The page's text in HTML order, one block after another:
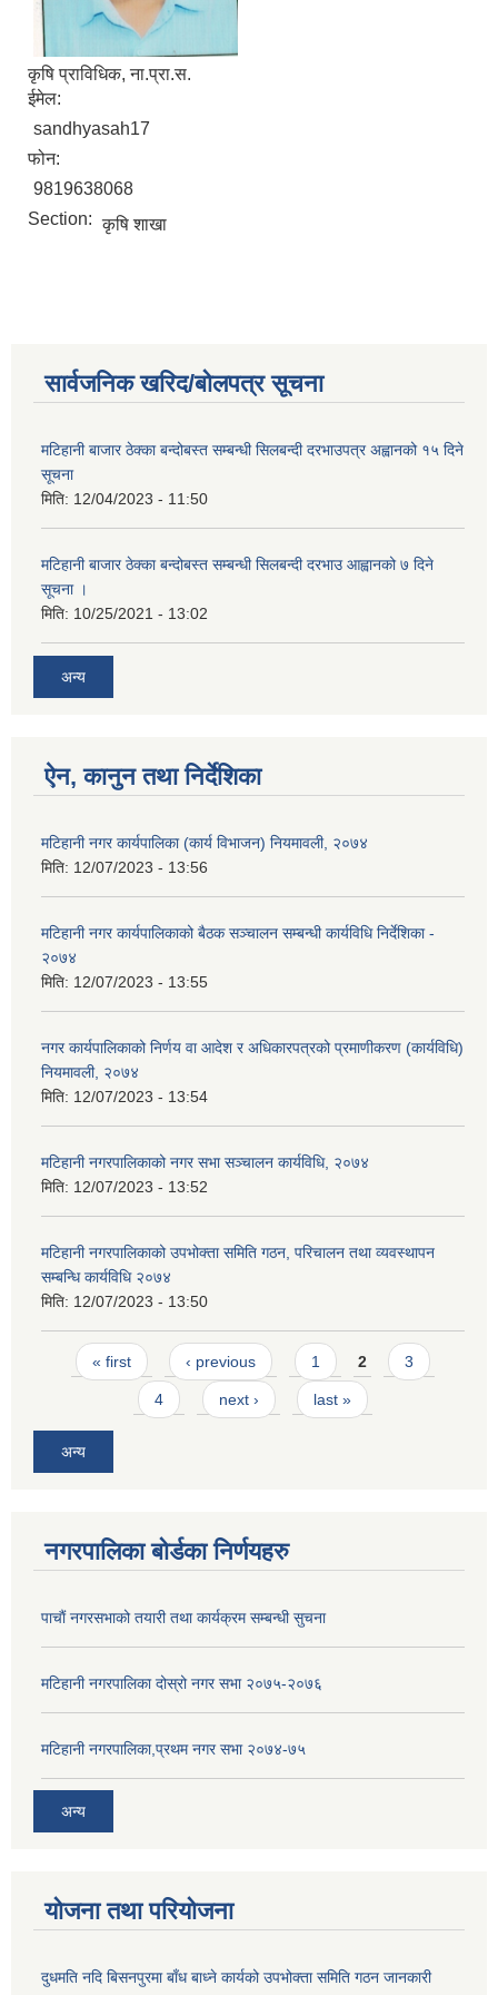
कृषि प्राविधिक, ना.प्रा.स.
ईमेल:
sandhyasah17
फोन:
9819638068
Section: कृषि शाखा
सार्वजनिक खरिद/बोलपत्र सूचना
मटिहानी बाजार ठेक्का बन्दोबस्त सम्बन्धी सिलबन्दी दरभाउपत्र अह्वानको १५ दिने
सूचना
मिति: 12/04/2023 - 11:50
मटिहानी बाजार ठेक्का बन्दोबस्त सम्बन्धी सिलबन्दी दरभाउ आह्वानको ७ दिने
सूचना ।
मिति: 10/25/2021 - 13:02
अन्य
ऐन, कानुन तथा निर्देशिका
मटिहानी नगर कार्यपालिका (कार्य विभाजन) नियमावली, २०७४
मिति: 12/07/2023 - 13:56
मटिहानी नगर कार्यपालिकाको बैठक सञ्चालन सम्बन्धी कार्यविधि निर्देशिका -
२०७४
मिति: 12/07/2023 - 13:55
नगर कार्यपालिकाको निर्णय वा आदेश र अधिकारपत्रको प्रमाणीकरण (कार्यविधि)
नियमावली, २०७४
मिति: 12/07/2023 - 13:54
मटिहानी नगरपालिकाको नगर सभा सञ्चालन कार्यविधि, २०७४
मिति: 12/07/2023 - 13:52
मटिहानी नगरपालिकाको उपभोक्ता समिति गठन, परिचालन तथा व्यवस्थापन
सम्बन्धि कार्यविधि २०७४
मिति: 12/07/2023 - 13:50
Pages
« first ‹ previous 1 2 3
4 next › last »
अन्य
नगरपालिका बोर्डका निर्णयहरु
पाचाैं नगरसभाको तयारी तथा कार्यक्रम सम्बन्धी सुचना
मटिहानी नगरपालिका दोस्रो नगर सभा २०७५-२०७६
मटिहानी नगरपालिका,प्रथम नगर सभा २०७४-७५
अन्य
योजना तथा परियोजना
दुधमति नदि बिसनपुरमा बाँध बाध्ने कार्यको उपभोक्ता समिति गठन जानकारी